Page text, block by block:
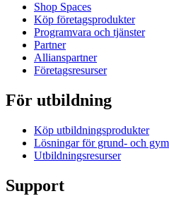
Shop Spaces
Köp företagsprodukter
Programvara och tjänster
Partner
Allianspartner
Företagsresurser
För utbildning
Köp utbildningsprodukter
Lösningar för grund- och
Utbildningsresurser
Support